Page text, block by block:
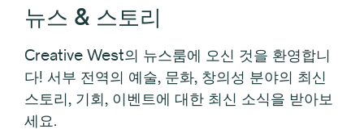
뉴스 & 스토리
Creative West의 뉴스룸에 오신 것을 환영합니
다! 서부 전역의 예술, 문화, 창의성 분야의 최신
스토리, 기회, 이벤트에 대한 최신 소식을 받아보
세요.
카페
스마트하게 가세요
보조금 기회
서쪽을 보세요
소식